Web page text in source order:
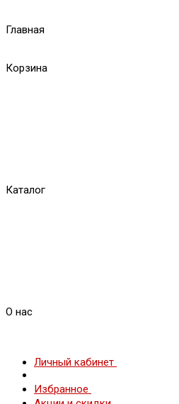
Главная
Корзина
Каталог
О нас
Личный кабинет
Избранное